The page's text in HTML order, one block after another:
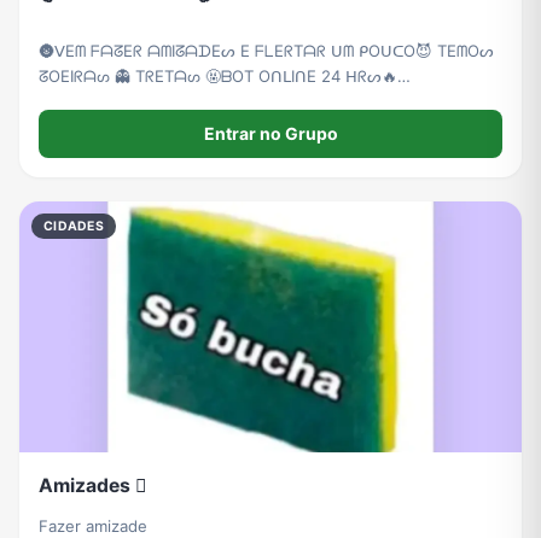
🌚ᐯ͏E͏ᗰ ͏ᖴ͏ᗩ͏ᘔ͏E͏ᖇ ͏ᗩ͏ᗰ͏I͏ᘔ͏ᗩ͏ᗪ͏E͏ᔕ ͏E ͏ᖴ͏ᒪ͏E͏ᖇ͏T͏ᗩ͏ᖇ ͏ᑌ͏ᗰ ͏ᑭ͏O͏ᑌ͏ᑕ͏O😈 ͏T͏E͏ᗰ͏O͏ᔕ
͏ᘔ͏O͏E͏I͏ᖇ͏ᗩ͏ᔕ ͏👻 T͏ᖇ͏E͏T͏ᗩ͏ᔕ 🤬ᗷ͏O͏T ͏O͏ᑎ͏ᒪ͏I͏ᑎ͏E 24 ͏ᕼ͏ᖇ͏ᔕ🔥
Entrar no Grupo
CIDADES
Amizades 🫯
Fazer amizade